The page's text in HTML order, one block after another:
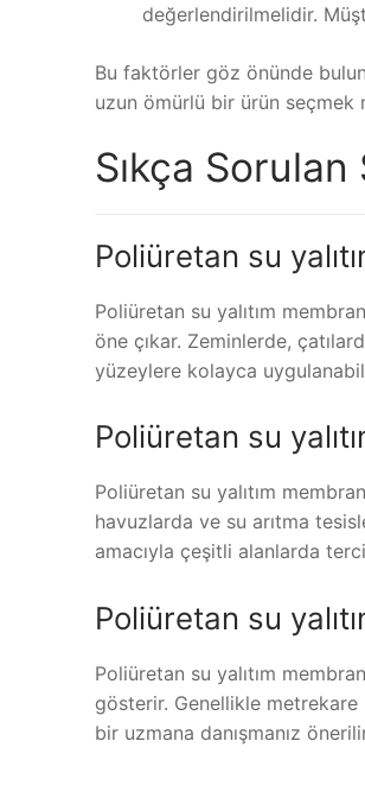
değerlendirilmelidir.
Bu faktörler göz önünde
uzun ömürlü bir ürün seçmek
Sıkça
Poliüretan su
Poliüretan su yalıtım
öne çıkar. Zeminlerde,
yüzeylere kolayca
Poliüretan su
Poliüretan su yalıtım
havuzlarda ve su arıtma
amacıyla çeşitli alanlarda
Poliüretan su
Poliüretan su yalıtım
gösterir. Genellikle metrekare
bir uzmana danışmanız